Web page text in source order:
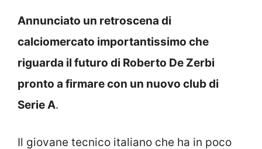
Annunciato un retroscena di
calciomercato importantissimo che
riguarda il futuro di Roberto De Zerbi
pronto a firmare con un nuovo club di
Serie A.
Il giovane tecnico italiano che ha in poco